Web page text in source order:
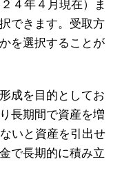
４年４月現在）ま
できます。受取方
を選択することが
成を目的としてお
長期間で資産を増
いと資産を引出せ
で長期的に積み立